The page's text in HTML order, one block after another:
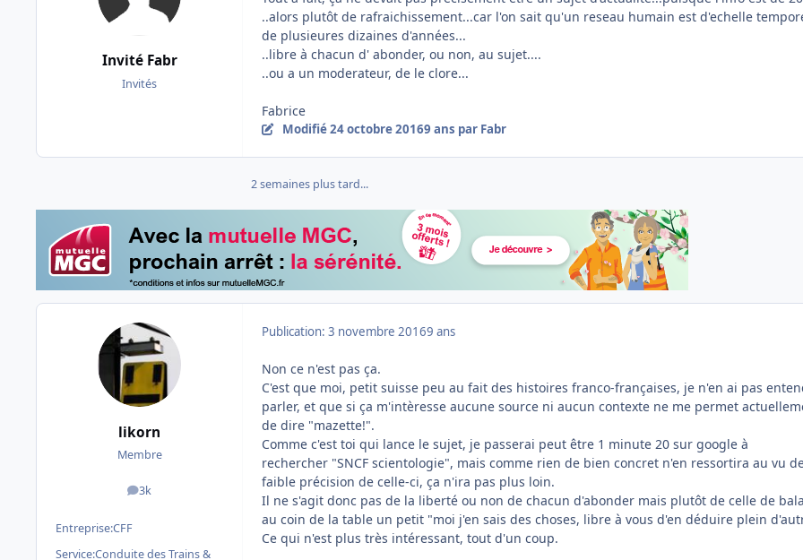
Invité Fabr
Invités
..alors plutôt de rafraichissement...car l'on sait qu'un reseau humain est d'echelle
de plusieures dizaines d'années...
..libre à chacun d' abonder, ou non, au sujet....
..ou a un moderateur, de le clore...
Fabrice
Modifié24 octobre 20169 ans par Fabr
2 semaines plus tard...
likorn
Membre
3k
messages
Entreprise:CFF
Service:Conduite des Trains &
Publication: 3 novembre 20169 ans
Non ce n'est pas ça.
C'est que moi, petit suisse peu au fait des histoires franco-françaises, je n'en ai pas
parler, et que si ça m'intèresse aucune source ni aucun contexte ne me permet
de dire "mazette!".
Comme c'est toi qui lance le sujet, je passerai peut être 1 minute 20 sur google à
rechercher "SNCF scientologie", mais comme rien de bien concret n'en ressortira au vu
faible précision de celle-ci, ça n'ira pas plus loin.
Il ne s'agit donc pas de la liberté ou non de chacun d'abonder mais plutôt de celle de
au coin de la table un petit "moi j'en sais des choses, libre à vous d'en déduire plein
Ce qui n'est plus très intéressant, tout d'un coup.